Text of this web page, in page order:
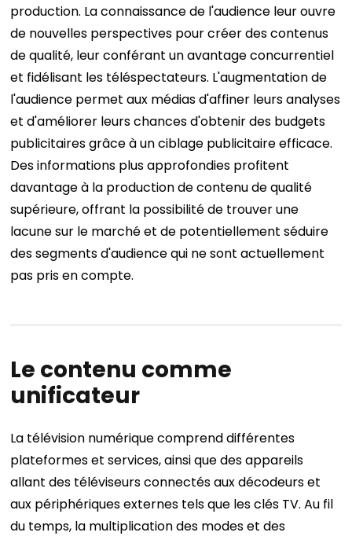
production. La connaissance de l'audience leur ouvre
de nouvelles perspectives pour créer des contenus
de qualité, leur conférant un avantage concurrentiel
et fidélisant les téléspectateurs. L'augmentation de
l'audience permet aux médias d'affiner leurs analyses
et d'améliorer leurs chances d'obtenir des budgets
publicitaires grâce à un ciblage publicitaire efficace.
Des informations plus approfondies profitent
davantage à la production de contenu de qualité
supérieure, offrant la possibilité de trouver une
lacune sur le marché et de potentiellement séduire
des segments d'audience qui ne sont actuellement
pas pris en compte.
Le contenu comme
unificateur
La télévision numérique comprend différentes
plateformes et services, ainsi que des appareils
allant des téléviseurs connectés aux décodeurs et
aux périphériques externes tels que les clés TV. Au fil
du temps, la multiplication des modes et des